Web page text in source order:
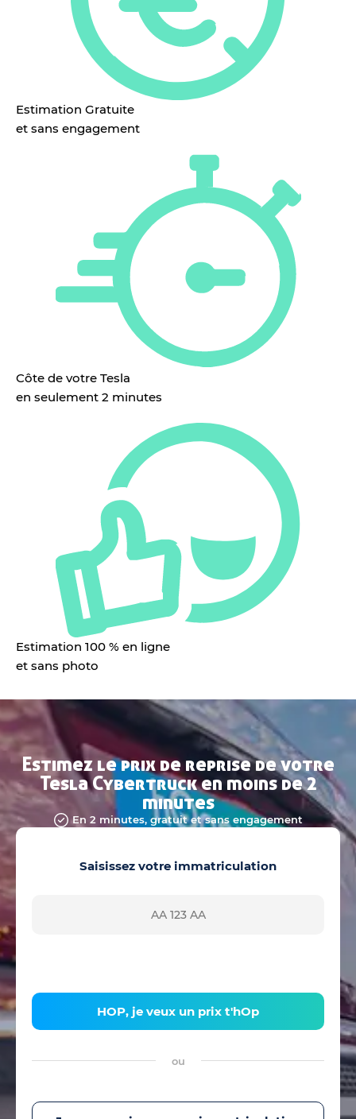
Estimation Gratuite
et sans engagement
Côte de votre Tesla
en seulement 2 minutes
Estimation 100 % en ligne
et sans photo
Estimez le prix de reprise de votre
Tesla Cybertruck en moins de 2
minutes
En 2 minutes, gratuit et sans engagement
Saisissez votre immatriculation
HOP, je veux un prix t'hOp
ou